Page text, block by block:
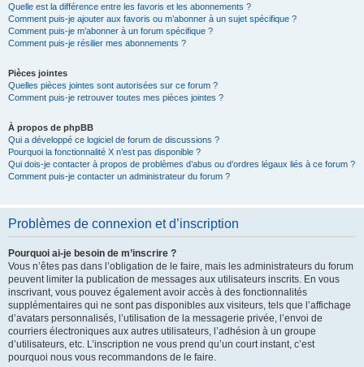
Quelle est la différence entre les favoris et les abonnements ?
Comment puis-je ajouter aux favoris ou m’abonner à un sujet spécifique ?
Comment puis-je m’abonner à un forum spécifique ?
Comment puis-je résilier mes abonnements ?
Pièces jointes
Quelles pièces jointes sont autorisées sur ce forum ?
Comment puis-je retrouver toutes mes pièces jointes ?
À propos de phpBB
Qui a développé ce logiciel de forum de discussions ?
Pourquoi la fonctionnalité X n’est pas disponible ?
Qui dois-je contacter à propos de problèmes d’abus ou d’ordres légaux liés à ce forum ?
Comment puis-je contacter un administrateur du forum ?
Problèmes de connexion et d’inscription
Pourquoi ai-je besoin de m’inscrire ?
Vous n’êtes pas dans l’obligation de le faire, mais les administrateurs du forum
peuvent limiter la publication de messages aux utilisateurs inscrits. En vous
inscrivant, vous pouvez également avoir accès à des fonctionnalités
supplémentaires qui ne sont pas disponibles aux visiteurs, tels que l’affichage
d’avatars personnalisés, l’utilisation de la messagerie privée, l’envoi de
courriers électroniques aux autres utilisateurs, l’adhésion à un groupe
d’utilisateurs, etc. L’inscription ne vous prend qu’un court instant, c’est
pourquoi nous vous recommandons de le faire.